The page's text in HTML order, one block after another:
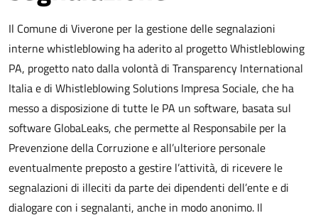
Il Comune di Viverone per la gestione delle segnalazioni
interne whistleblowing ha aderito al progetto Whistleblowing
PA, progetto nato dalla volontà di Transparency International
Italia e di Whistleblowing Solutions Impresa Sociale, che ha
messo a disposizione di tutte le PA un software, basata sul
software GlobaLeaks, che permette al Responsabile per la
Prevenzione della Corruzione e all’ulteriore personale
eventualmente preposto a gestire l’attività, di ricevere le
segnalazioni di illeciti da parte dei dipendenti dell’ente e di
dialogare con i segnalanti, anche in modo anonimo. Il